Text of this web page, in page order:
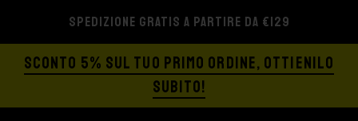
SPEDIZIONE GRATIS A PARTIRE DA €129
SCONTO 5% SUL TUO PRIMO ORDINE, OTTIENILO
SUBITO!